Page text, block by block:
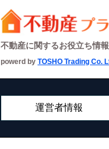
不動産に関するお役立ち情
powerd by TOSHO Trading Co.
運営者情報